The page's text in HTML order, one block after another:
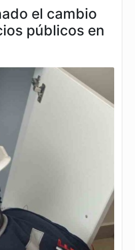
el cambio
públicos en